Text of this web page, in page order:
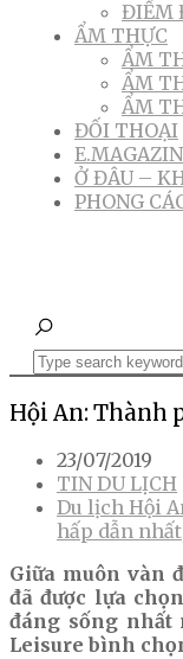
ĐIỂM
ẨM THỰC
ẨM
ẨM
ẨM
ĐỐI THOẠI
Ở ĐÂU –
PHONG
Hội An: Thành
23/07/2019
TIN DU LỊCH
Du lịch Hội
hấp dẫn nhất
Giữa muôn vàn
đã được lựa
đáng sống nhất
Leisure bình